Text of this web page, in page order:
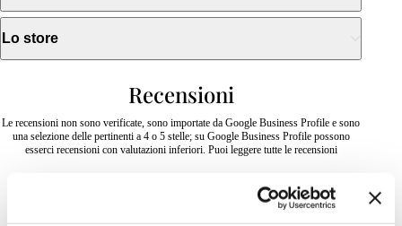
Lo store
Recensioni
Le recensioni non sono verificate, sono importate da Google Business Profile e sono
una selezione delle pertinenti a 4 o 5 stelle; su Google Business Profile possono
esserci recensioni con valutazioni inferiori. Puoi leggere tutte le recensioni